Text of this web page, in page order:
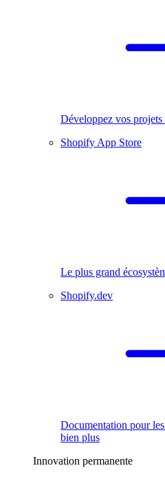
Développez vos projets
Shopify App Store
Le plus grand
Shopify.dev
Documentation pour
bien plus
Innovation permanente